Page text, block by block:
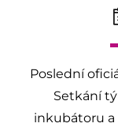
Poslední
Setkání
inkubátoru a